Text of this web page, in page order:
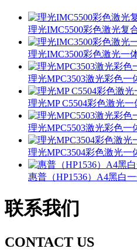
理光IMC5500彩色激光复
理光IMC3500彩色激光一
理光MPC3503激光彩色一
理光MP C5504彩色激光一
理光MPC5503激光彩色一
理光MPC3504彩色激光一
惠普（HP1536）A4黑白
联系我们
CONTACT US